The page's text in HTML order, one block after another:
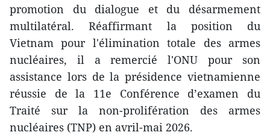
promotion du dialogue et du désarmement
multilatéral. Réaffirmant la position du
Vietnam pour l'élimination totale des armes
nucléaires, il a remercié l'ONU pour son
assistance lors de la présidence vietnamienne
réussie de la 11e Conférence d’examen du
Traité sur la non-prolifération des armes
nucléaires (TNP) en avril-mai 2026.